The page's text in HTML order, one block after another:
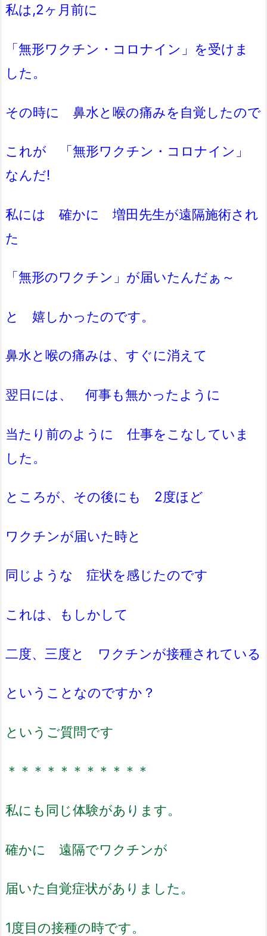
私は,2ヶ月前に
「無形ワクチン・コロナイン」を受けま
した。
その時に 鼻水と喉の痛みを自覚したので
これが 「無形ワクチン・コロナイン」
なんだ!
私には 確かに 増田先生が遠隔施術され
た
「無形のワクチン」が届いたんだぁ～
と 嬉しかったのです。
鼻水と喉の痛みは、すぐに消えて
翌日には、 何事も無かったように
当たり前のように 仕事をこなしていま
した。
ところが、その後にも 2度ほど
ワクチンが届いた時と
同じような 症状を感じたのです
これは、もしかして
二度、三度と ワクチンが接種されている
ということなのですか？
というご質問です
＊＊＊＊＊＊＊＊＊＊＊
私にも同じ体験があります。
確かに 遠隔でワクチンが
届いた自覚症状がありました。
1度目の接種の時です。